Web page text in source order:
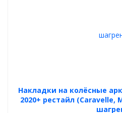
Накладки на колёсные
2020+ рестайл